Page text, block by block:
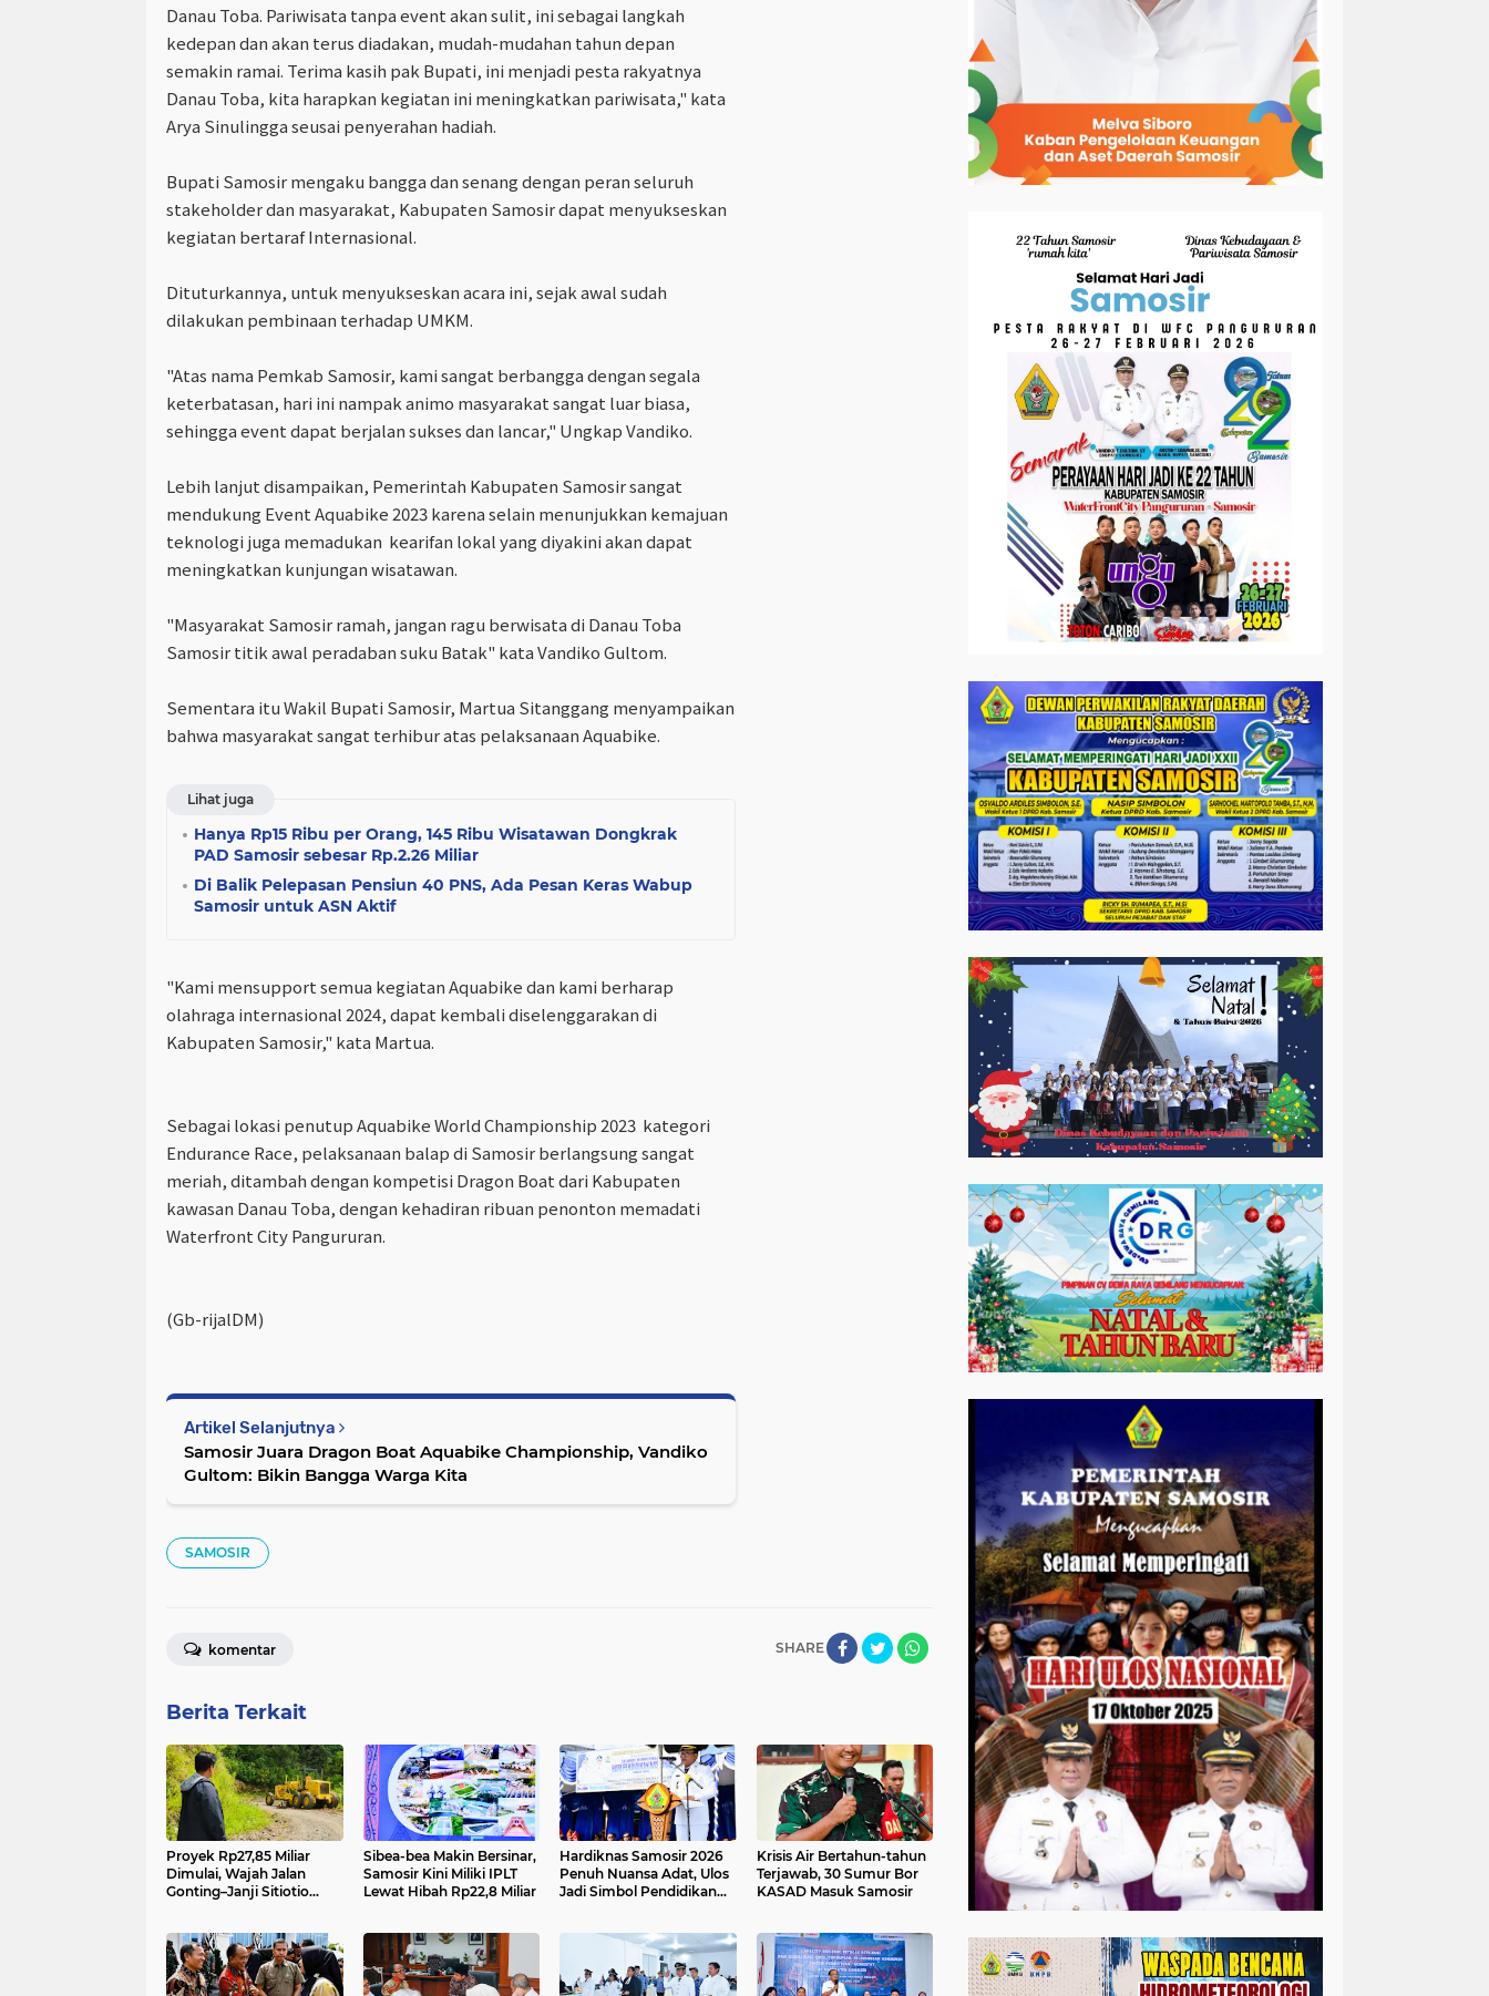
Danau Toba. Pariwisata tanpa event akan sulit, ini sebagai langkah
kedepan dan akan terus diadakan, mudah-mudahan tahun depan
semakin ramai. Terima kasih pak Bupati, ini menjadi pesta rakyatnya
Danau Toba, kita harapkan kegiatan ini meningkatkan pariwisata," kata
Arya Sinulingga seusai penyerahan hadiah.
Bupati Samosir mengaku bangga dan senang dengan peran seluruh
stakeholder dan masyarakat, Kabupaten Samosir dapat menyukseskan
kegiatan bertaraf Internasional.
Dituturkannya, untuk menyukseskan acara ini, sejak awal sudah
dilakukan pembinaan terhadap UMKM.
"Atas nama Pemkab Samosir, kami sangat berbangga dengan segala
keterbatasan, hari ini nampak animo masyarakat sangat luar biasa,
sehingga event dapat berjalan sukses dan lancar," Ungkap Vandiko.
Lebih lanjut disampaikan, Pemerintah Kabupaten Samosir sangat
mendukung Event Aquabike 2023 karena selain menunjukkan kemajuan
teknologi juga memadukan kearifan lokal yang diyakini akan dapat
meningkatkan kunjungan wisatawan.
"Masyarakat Samosir ramah, jangan ragu berwisata di Danau Toba
Samosir titik awal peradaban suku Batak" kata Vandiko Gultom.
Sementara itu Wakil Bupati Samosir, Martua Sitanggang menyampaikan
bahwa masyarakat sangat terhibur atas pelaksanaan Aquabike.
Lihat juga
Hanya Rp15 Ribu per Orang, 145 Ribu Wisatawan Dongkrak
PAD Samosir sebesar Rp.2.26 Miliar
Di Balik Pelepasan Pensiun 40 PNS, Ada Pesan Keras Wabup
Samosir untuk ASN Aktif
"Kami mensupport semua kegiatan Aquabike dan kami berharap
olahraga internasional 2024, dapat kembali diselenggarakan di
Kabupaten Samosir," kata Martua.
Sebagai lokasi penutup Aquabike World Championship 2023 kategori
Endurance Race, pelaksanaan balap di Samosir berlangsung sangat
meriah, ditambah dengan kompetisi Dragon Boat dari Kabupaten
kawasan Danau Toba, dengan kehadiran ribuan penonton memadati
Waterfront City Pangururan.
(Gb-rijalDM)
Artikel Selanjutnya
Samosir Juara Dragon Boat Aquabike Championship, Vandiko
Gultom: Bikin Bangga Warga Kita
SAMOSIR
SHARE
komentar
Berita Terkait
Proyek Rp27,85 Miliar
Dimulai, Wajah Jalan
Gonting–Janji Sitiotio
Sibea-bea Makin Bersinar,
Samosir Kini Miliki IPLT
Lewat Hibah Rp22,8 Miliar
Hardiknas Samosir 2026
Penuh Nuansa Adat, Ulos
Jadi Simbol Pendidikan
Krisis Air Bertahun-tahun
Terjawab, 30 Sumur Bor
KASAD Masuk Samosir